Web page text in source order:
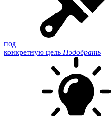
под
конкретную цель Подобрать